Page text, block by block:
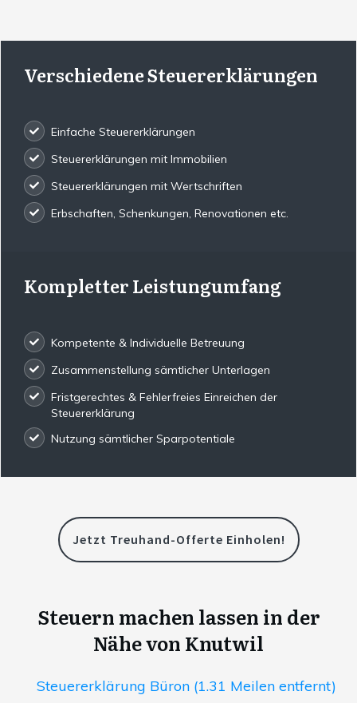
Verschiedene Steuererklärungen
Einfache Steuererklärungen
Steuererklärungen mit Immobilien
Steuererklärungen mit Wertschriften
Erbschaften, Schenkungen, Renovationen etc.
Kompletter Leistungumfang
Kompetente & Individuelle Betreuung
Zusammenstellung sämtlicher Unterlagen
Fristgerechtes & Fehlerfreies Einreichen der
Steuererklärung
Nutzung sämtlicher Sparpotentiale
Jetzt Treuhand-Offerte Einholen!
Steuern machen lassen in der
Nähe von Knutwil
Steuererklärung Büron (1.31 Meilen entfernt)